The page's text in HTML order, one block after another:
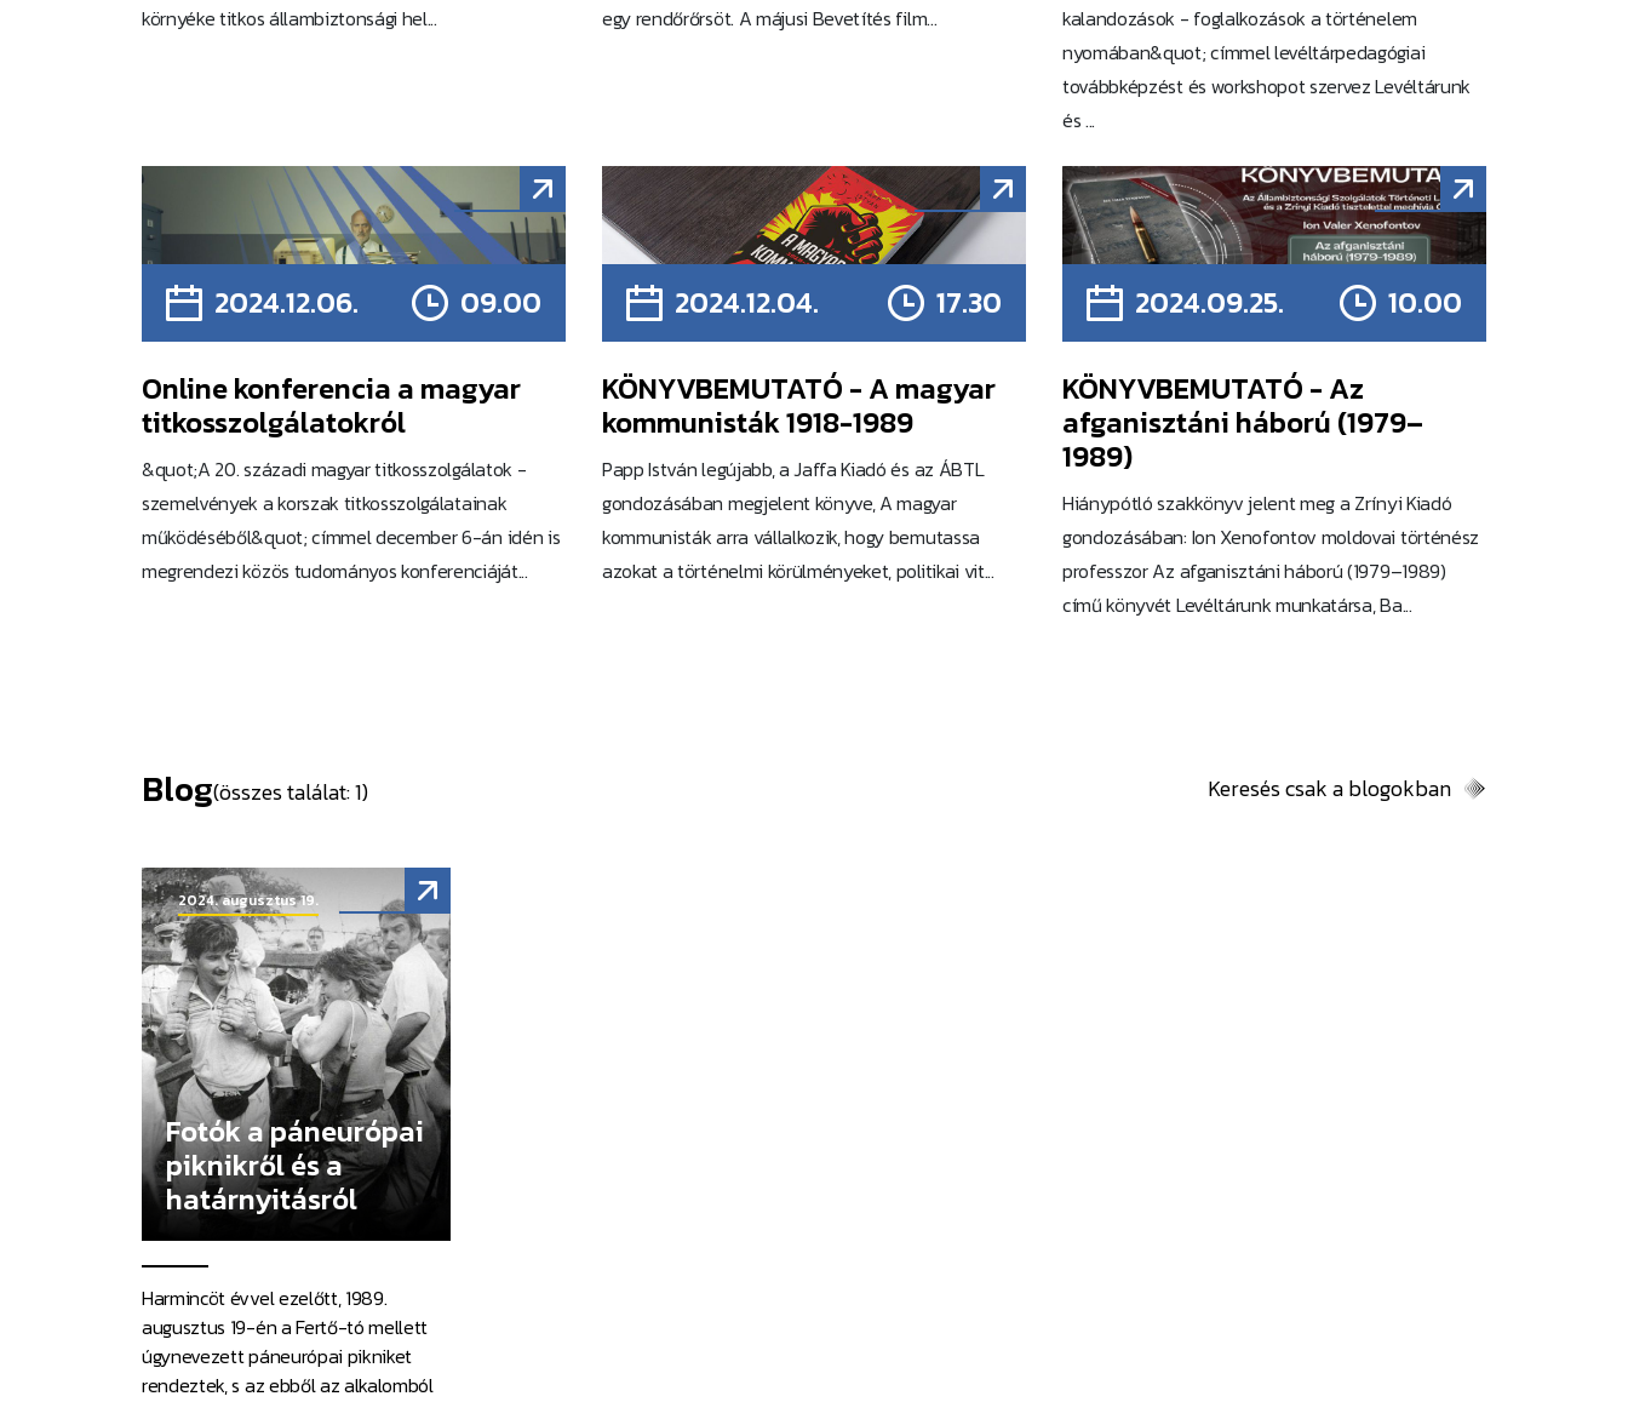
környéke titkos állambiztonsági hel...
egy rendőrőrsöt. A májusi Bevetítés film...
kalandozások - foglalkozások a történelem
nyomában&quot; címmel levéltárpedagógiai
továbbképzést és workshopot szervez Levéltárunk
és ...
2024.12.06. 09.00
Online konferencia a magyar
titkosszolgálatokról
&quot;A 20. századi magyar titkosszolgálatok -
szemelvények a korszak titkosszolgálatainak
működéséből&quot; címmel december 6-án idén is
megrendezi közös tudományos konferenciáját...
2024.12.04. 17.30
KÖNYVBEMUTATÓ - A magyar
kommunisták 1918-1989
Papp István legújabb, a Jaffa Kiadó és az ÁBTL
gondozásában megjelent könyve, A magyar
kommunisták arra vállalkozik, hogy bemutassa
azokat a történelmi körülményeket, politikai vit...
2024.09.25. 10.00
KÖNYVBEMUTATÓ - Az
afganisztáni háború (1979–
1989)
Hiánypótló szakkönyv jelent meg a Zrínyi Kiadó
gondozásában: Ion Xenofontov moldovai történész
professzor Az afganisztáni háború (1979–1989)
című könyvét Levéltárunk munkatársa, Ba...
Blog(összes találat: 1) Keresés csak a blogokban
2024. augusztus 19.
Fotók a páneurópai
piknikről és a
határnyitásról
Harmincöt évvel ezelőtt, 1989.
augusztus 19-én a Fertő-tó mellett
úgynevezett páneurópai pikniket
rendeztek, s az ebből az alkalomból